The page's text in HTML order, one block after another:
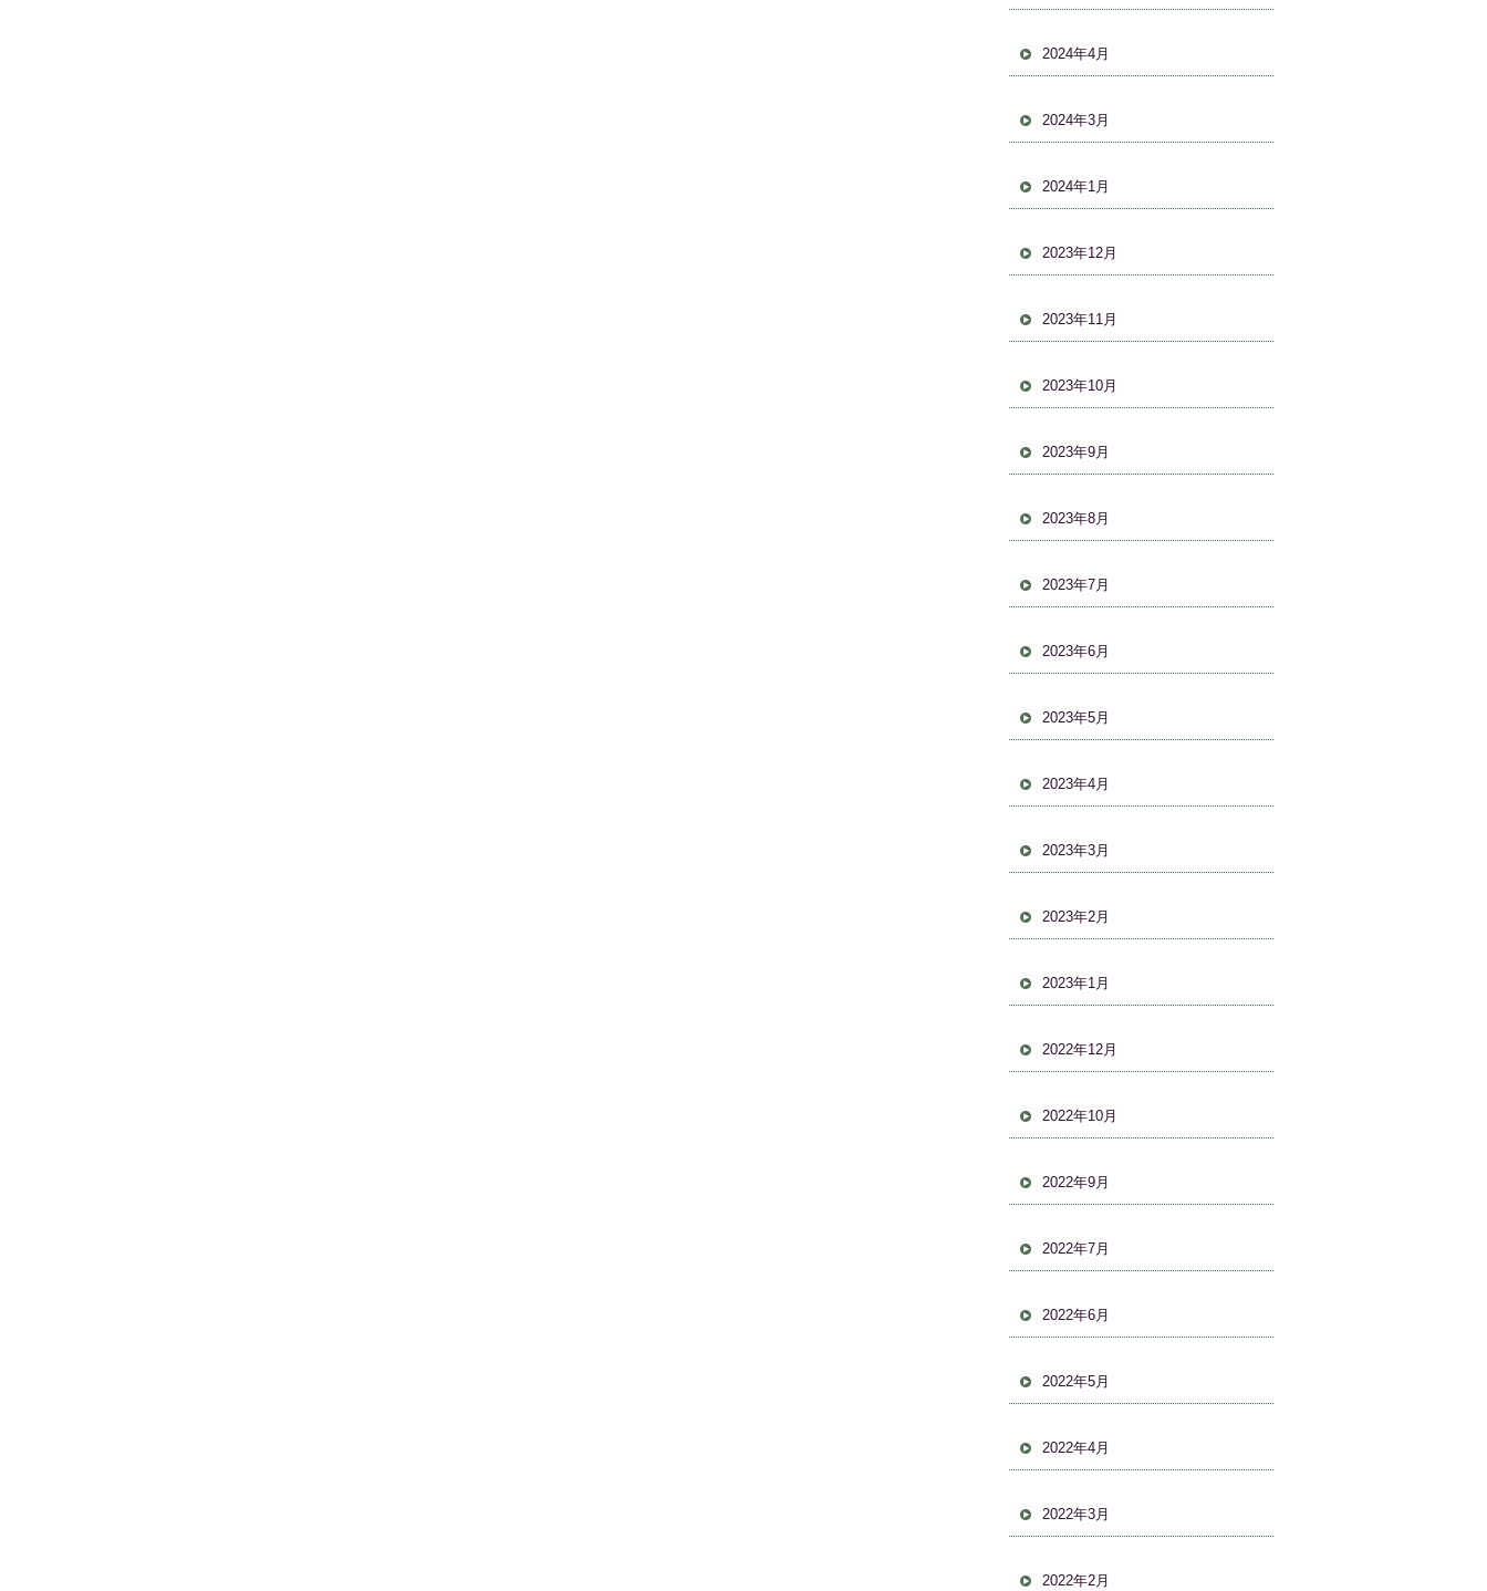
2024年4月
2024年3月
2024年1月
2023年12月
2023年11月
2023年10月
2023年9月
2023年8月
2023年7月
2023年6月
2023年5月
2023年4月
2023年3月
2023年2月
2023年1月
2022年12月
2022年10月
2022年9月
2022年7月
2022年6月
2022年5月
2022年4月
2022年3月
2022年2月